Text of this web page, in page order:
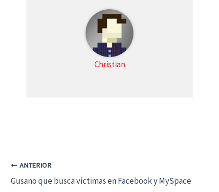
Christian
ANTERIOR
Gusano que busca víctimas en Facebook y MySpace